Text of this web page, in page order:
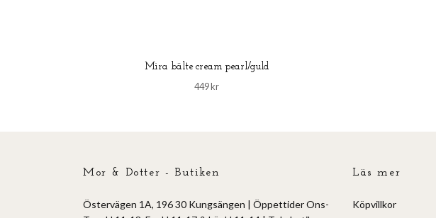
Mira bälte cream pearl/guld
449 kr
Mor & Dotter - Butiken
Östervägen 1A, 196 30 Kungsängen | Öppettider Ons-
Läs mer
Köpvillkor